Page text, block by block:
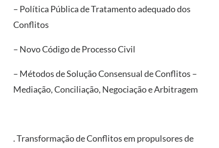
– Política Pública de Tratamento adequado dos
Conflitos
– Novo Código de Processo Civil
– Métodos de Solução Consensual de Conflitos –
Mediação, Conciliação, Negociação e Arbitragem
. Transformação de Conflitos em propulsores de